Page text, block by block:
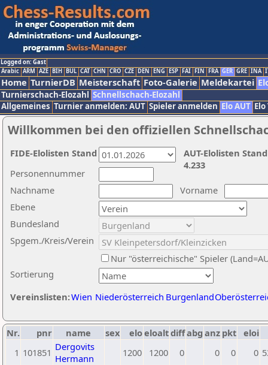
Logged on: Gast
Arabic ARM AZE BIH BUL CAT CHN CRO CZE DEN ENG ESP FAI FIN FRA GER GRE INA
Home TurnierDB Meisterschaft Foto-Galerie Meldekartei
Turnierschach-Elozahl Schnellschach-Elozahl
Allgemeines Turnier anmelden: AUT Spieler anmelden Elo AUT
Willkommen bei den offiziellen
Nachname
Vorname
Ebene
Sortierung
Personennummer
Bundesland
Spgem./Kreis/Verein
Nur "österreichische" Spieler
Vereinslisten:Wien Niederösterreich Burgenland
AUT-Elolisten
4.233
FIDE-Elolisten Stand
Nr. pnr name sex eloeloaltdiffabg anz pkt eloi
1 101851 Dergovits
Hermann
1200 1200 0 0 0 0